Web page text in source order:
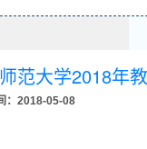
范大学2018年
：2018-05-08